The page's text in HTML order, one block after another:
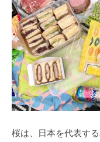
桜は、日本を代表す